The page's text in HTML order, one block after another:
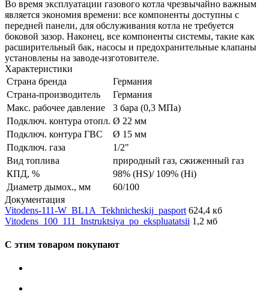
Во время эксплуатации газового котла чрезвычайно важным
является экономия времени: все компоненты доступны с
передней панели, для обслуживания котла не требуется
боковой зазор. Наконец, все компоненты системы, такие как
расширительный бак, насосы и предохранительные клапаны
установлены на заводе-изготовителе.
Характеристики
Страна бренда
Германия
Страна-производитель
Германия
Макс. рабочее давление
3 бара (0,3 МПа)
Подключ. контура отопл. Ø 22 мм
Подключ. контура ГВС
Ø 15 мм
Подключ. газа
1/2"
Вид топлива
природный газ, сжиженный газ
КПД, %
98% (HS)/ 109% (Hi)
Диаметр дымох., мм
60/100
Документация
Vitodens-111-W_BL1A_Tekhnicheskij_pasport 624,4 кб
Vitodens_100_111_Instruktsiya_po_ekspluatatsii 1,2 мб
С этим товаром покупают